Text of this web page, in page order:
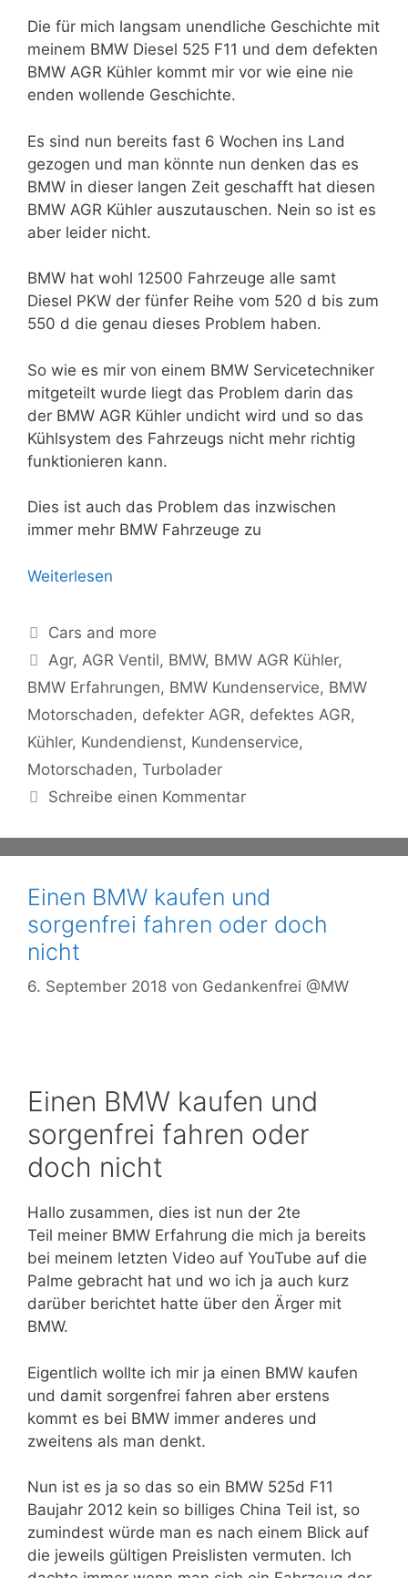
Die für mich langsam unendliche Geschichte mit
meinem BMW Diesel 525 F11 und dem defekten
BMW AGR Kühler kommt mir vor wie eine nie
enden wollende Geschichte.
Es sind nun bereits fast 6 Wochen ins Land
gezogen und man könnte nun denken das es
BMW in dieser langen Zeit geschafft hat diesen
BMW AGR Kühler auszutauschen. Nein so ist es
aber leider nicht.
BMW hat wohl 12500 Fahrzeuge alle samt
Diesel PKW der fünfer Reihe vom 520 d bis zum
550 d die genau dieses Problem haben.
So wie es mir von einem BMW Servicetechniker
mitgeteilt wurde liegt das Problem darin das
der BMW AGR Kühler undicht wird und so das
Kühlsystem des Fahrzeugs nicht mehr richtig
funktionieren kann.
Dies ist auch das Problem das inzwischen
immer mehr BMW Fahrzeuge zu
Weiterlesen
Kategorien
Cars and more
Schlagwörter
Agr, AGR Ventil, BMW, BMW AGR Kühler,
BMW Erfahrungen, BMW Kundenservice, BMW
Motorschaden, defekter AGR, defektes AGR,
Kühler, Kundendienst, Kundenservice,
Motorschaden, Turbolader
Schreibe einen Kommentar
Einen BMW kaufen und
sorgenfrei fahren oder doch
nicht
6. September 2018 von Gedankenfrei @MW
Einen BMW kaufen und
sorgenfrei fahren oder
doch nicht
Hallo zusammen, dies ist nun der 2te
Teil meiner BMW Erfahrung die mich ja bereits
bei meinem letzten Video auf YouTube auf die
Palme gebracht hat und wo ich ja auch kurz
darüber berichtet hatte über den Ärger mit
BMW.
Eigentlich wollte ich mir ja einen BMW kaufen
und damit sorgenfrei fahren aber erstens
kommt es bei BMW immer anderes und
zweitens als man denkt.
Nun ist es ja so das so ein BMW 525d F11
Baujahr 2012 kein so billiges China Teil ist, so
zumindest würde man es nach einem Blick auf
die jeweils gültigen Preislisten vermuten. Ich